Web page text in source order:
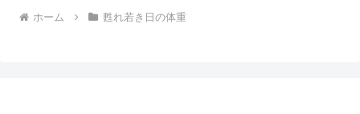
ホーム 甦れ若き日の体重